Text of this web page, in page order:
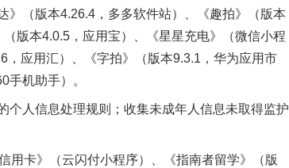
》（版本4.26.4，多多软件站）、《趣拍》（版本
版本4.0.5，应用宝）、《星星充电》（微信小程
应用汇）、《字拍》（版本9.3.1，华为应用市
手机助手）。
人信息处理规则；收集未成年人信息未取得监护
卡》（云闪付小程序）、《指南者留学》（版
.. 行业协会接连发公告